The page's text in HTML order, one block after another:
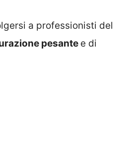
a professionisti del
pesante e di